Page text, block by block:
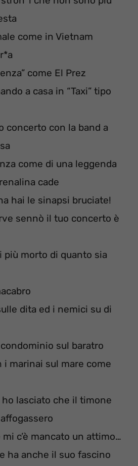
come in Vietnam
come El Prez
a casa in “Taxi” tipo
concerto con la band a
come di una leggenda
cade
hai le sinapsi bruciate!
sennò il tuo concerto è
più morto di quanto sia
dita ed i nemici su di
sul baratro
i marinai sul mare come
ho lasciato che il timone
c’è mancato un attimo…
ha anche il suo fascino